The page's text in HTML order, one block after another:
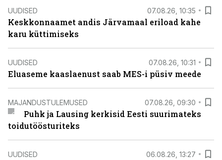
UUDISED 07.08.26, 10:35
Keskkonnaamet andis Järvamaal eriload kahe
karu küttimiseks
UUDISED 07.08.26, 10:31
Eluaseme kaaslaenust saab MES-i püsiv meede
MAJANDUSTULEMUSED 07.08.26, 09:30
Puhk ja Lausing kerkisid Eesti suurimateks
toidutöösturiteks
UUDISED 06.08.26, 13:27